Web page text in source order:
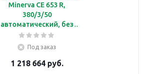
Minerva CE 653 R,
380/3/50
автоматический, без
барабана, с
производительностью
2100 шт/ч, с
охлаждением, 380/3/50
Под заказ
1 218 664 руб.